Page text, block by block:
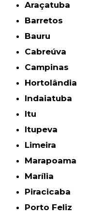
Araçatuba
Barretos
Bauru
Cabreúva
Campinas
Hortolândia
Indaiatuba
Itu
Itupeva
Limeira
Marapoama
Marília
Piracicaba
Porto Feliz